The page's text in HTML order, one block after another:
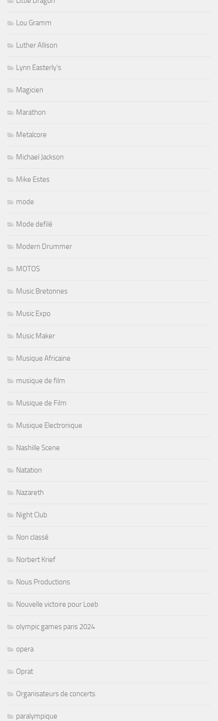
Lou Gramm
Luther Allison
Lynn Easterly's
Magicien
Marathon
Metalcore
Michael Jackson
Mike Estes
mode
Mode defilé
Modern Drummer
MOTOS
Music Bretonnes
Music Expo
Music Maker
Musique Africaine
musique de film
Musique de Film
Musique Electronique
Nashille Scene
Natation
Nazareth
Night Club
Non classé
Norbert Krief
Nous Productions
Nouvelle victoire pour Loeb
olympic games paris 2024
opera
Oprat
Organisateurs de concerts
paralympique